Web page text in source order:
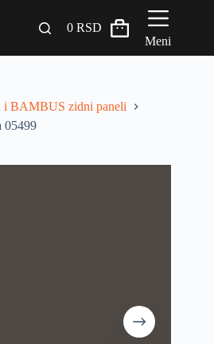
Zidovi i Police
0RSD
Meni
i BAMBUS zidni paneli
05499